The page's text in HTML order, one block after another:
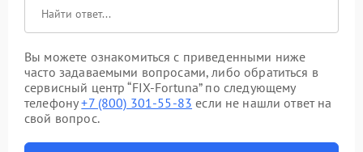
Вы можете ознакомиться с приведенными ниже
часто задаваемыми вопросами, либо обратиться в
сервисный центр “FIX-Fortuna” по следующему
телефону+7 (800) 301-55-83 если не нашли ответ на
свой вопрос.